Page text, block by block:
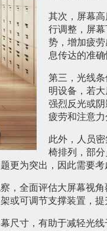
其次，屏幕
行调整，屏
势，增加疲
息传达的准确
第三，光线
明设备，若
强烈反光或
疲劳和注意力
此外，人员
椅排列，部
更为突出，因此需要
，全面评估大屏幕视
或可调节支撑装置，提
尺寸，有助于减轻光